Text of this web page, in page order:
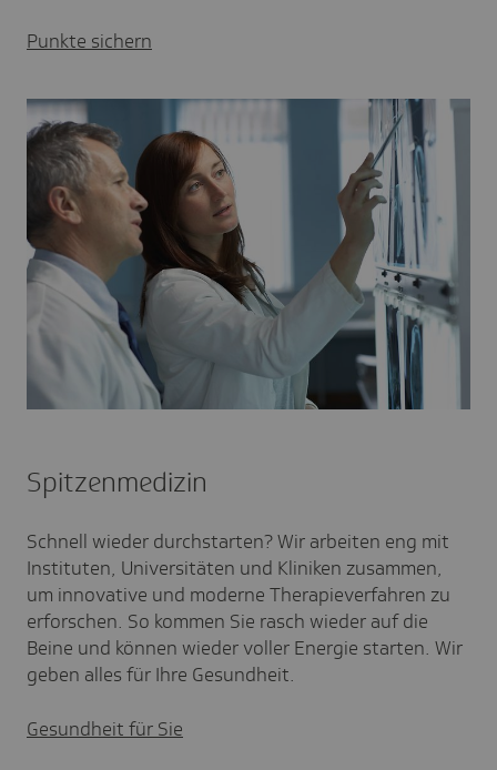
Punkte sichern
Spitzenmedizin
Schnell wieder durchstarten? Wir arbeiten eng mit
Instituten, Universitäten und Kliniken zusammen,
um innovative und moderne Therapieverfahren zu
erforschen. So kommen Sie rasch wieder auf die
Beine und können wieder voller Energie starten. Wir
geben alles für Ihre Gesundheit.
Gesundheit für Sie